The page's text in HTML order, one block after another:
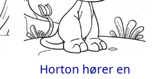
Horton hører en